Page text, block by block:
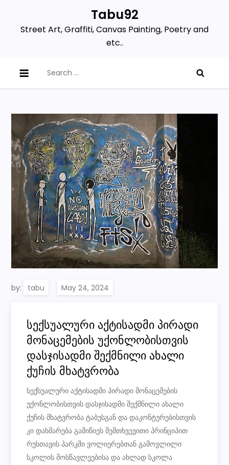
content
Tabu92
Street Art, Graffiti, Canvas Painting, Poetry and
etc..
for:
by: tabu
სექსუალური აქტისადმი პირადი
მონაცემების უქონლობისთვის
დასჯისადმი შექმნილი ახალი
ქუჩის მხატვრობა
სექსუალური აქტისადმი პირადი მონაცემების
უქონლობისთვის დასჯისადმი შექმნილი ახალი
ქუჩის მხატვრობა ტაბუსგან და დაკონტურებისთვის
კი დახმარება გამიწიეს შემთხვევითი პრინციპით
რუსთავის პარკში ვოლიერებთან გამოვლილი
სკოლის მოსწავლეებისა და ახლად სკოლა